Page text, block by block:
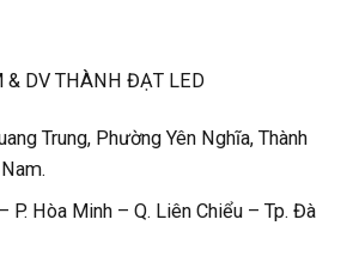
& DV THÀNH ĐẠT LED
Trung, Phường Yên Nghĩa, Thành
P. Hòa Minh – Q. Liên Chiểu – Tp. Đà